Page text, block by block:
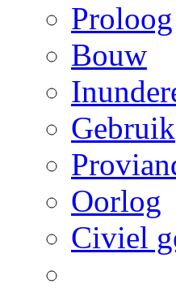
Proloog
Bouw
Gebruik
Oorlog
Civiel